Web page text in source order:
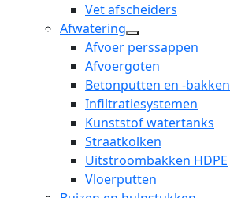
Vet afscheiders
Afwatering
open
dropdown
menu
Afvoer perssappen
Afvoergoten
Betonputten en -bakken
Infiltratiesystemen
Kunststof watertanks
Straatkolken
Uitstroombakken HDPE
Vloerputten